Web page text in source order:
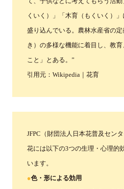
くいく）」「木育（もくいく）
盛り込んでいる。農林水産省の
き）の多様な機能に着目し、教
こと」とある。”
引用元：Wikipedia｜花育
JFPC（財団法人日本花普及セン
花には以下の3つの生理・心理的
います。
●色・形による効用